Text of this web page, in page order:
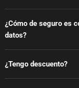
¿Cómo de seguro es
datos?
¿Tengo descuento?